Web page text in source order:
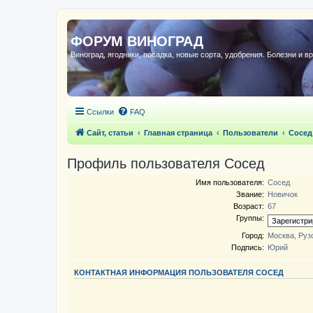
ФОРУМ ВИНОГРАД
Виноград, ягодники, посадка, новые сорта, удобрения. Болезни и
Ссылки FAQ
Сайт, статьи Главная страница Пользователи Сосед
Профиль пользователя Сосед
Имя пользователя: Сосед
Звание: Новичoк
Возраст: 67
Группы:
Город: Москва,
Подпись: Юрий
КОНТАКТНАЯ ИНФОРМАЦИЯ ПОЛЬЗОВАТЕЛЯ СОСЕД